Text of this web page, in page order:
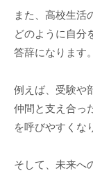
また、高校生活
どのように自分
答辞になります。
例えば、受験や
仲間と支え合っ
を呼びやすくな
そして、未来へ